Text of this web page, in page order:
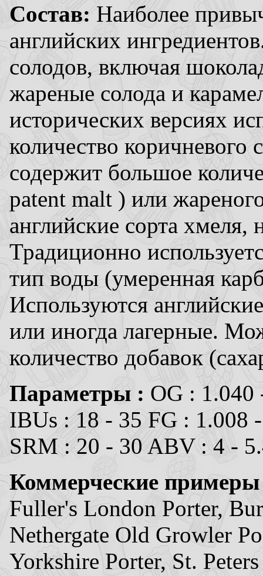
Состав:Наиболее
английских
солодов, включая
жареные солода и
исторических версиях
количество
содержит большое
patent malt ) или
английские сорта
Традиционно
тип воды (умеренная
Используются
или иногда лагерные.
количество добавок
Параметры : OG : 1.040
IBUs : 18 - 35 FG : 1.008
SRM : 20 - 30 ABV : 4 -
Коммерческие
Fuller's London Porter,
Nethergate Old Growler
Yorkshire Porter, St.